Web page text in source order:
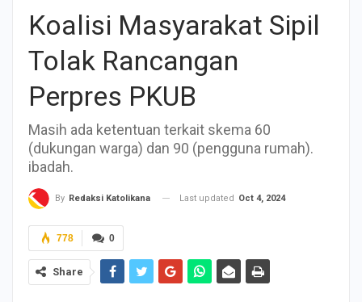
Koalisi Masyarakat Sipil
Tolak Rancangan
Perpres PKUB
Masih ada ketentuan terkait skema 60
(dukungan warga) dan 90 (pengguna rumah).
ibadah.
By Redaksi Katolikana Last updated Oct 4, 2024
0
778
Share